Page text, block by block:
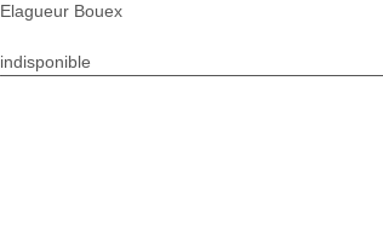
Elagueur Bouex
indisponible